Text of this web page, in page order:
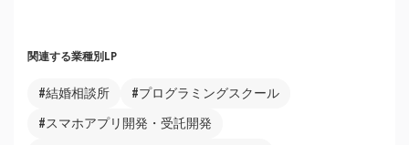
関連する業種別LP
#結婚相談所 #プログラミングスクール
#スマホアプリ開発・受託開発